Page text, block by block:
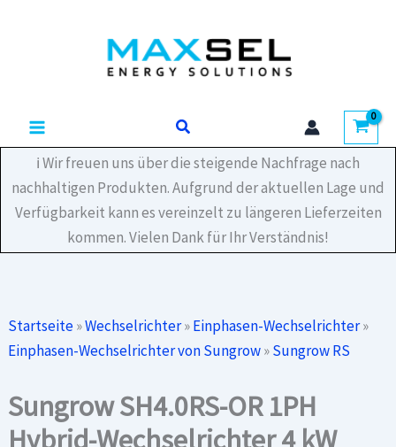
Suchen
ℹ️ Wir freuen uns über die steigende Nachfrage nach
nachhaltigen Produkten. Aufgrund der aktuellen Lage und
Verfügbarkeit kann es vereinzelt zu längeren Lieferzeiten
kommen. Vielen Dank für Ihr Verständnis!
Startseite»Wechselrichter»Einphasen-Wechselrichter»
Einphasen-Wechselrichter von Sungrow»Sungrow RS
Sungrow SH4.0RS-OR 1PH
Hybrid-Wechselrichter 4 kW
Menge